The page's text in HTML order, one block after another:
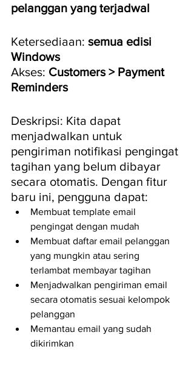
pelanggan yang terjadwal
Ketersediaan: semua edisi
Windows
Akses: Customers > Payment
Reminders
Deskripsi: Kita dapat
menjadwalkan untuk
pengiriman notifikasi pengingat
tagihan yang belum dibayar
secara otomatis. Dengan fitur
baru ini, pengguna dapat:
Membuat template email
pengingat dengan mudah
Membuat daftar email pelanggan
yang mungkin atau sering
terlambat membayar tagihan
Menjadwalkan pengiriman email
secara otomatis sesuai kelompok
pelanggan
Memantau email yang sudah
dikirimkan